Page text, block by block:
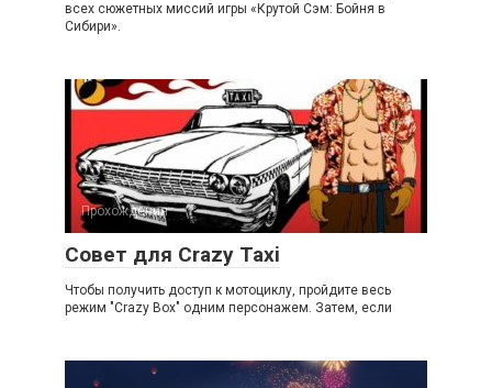
всех сюжетных миссий игры «Крутой Сэм: Бойня в
Сибири».
Прохождения
Совет для Crazy Taxi
Чтобы получить доступ к мотоциклу, пройдите весь
режим "Crazy Box" одним персонажем. Затем, если